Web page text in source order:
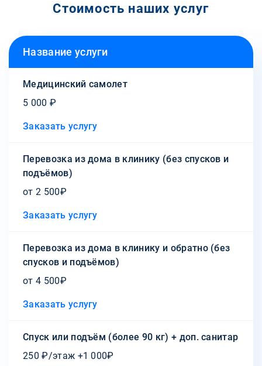
Стоимость наших услуг
Название услуги
Медицинский самолет
5 000 ₽
Заказать услугу
Перевозка из дома в клинику (без спусков и
подъёмов)
от 2 500₽
Заказать услугу
Перевозка из дома в клинику и обратно (без
спусков и подъёмов)
от 4 500₽
Заказать услугу
Спуск или подъём (более 90 кг) + доп. санитар
250 ₽/этаж +1 000₽